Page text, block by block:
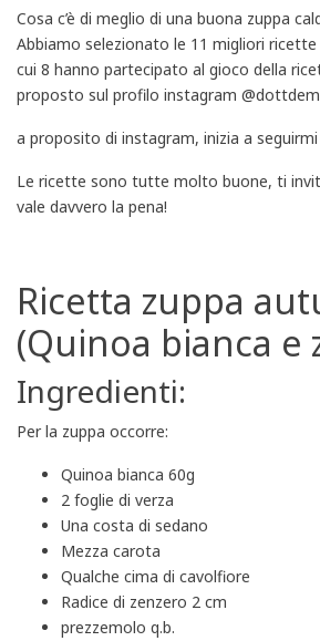
Cosa c’è di meglio di una buona zuppa
Abbiamo selezionato le 11 migliori
cui 8 hanno partecipato al gioco della
proposto sul profilo instagram
a proposito di instagram, inizia a seguirmi
Le ricette sono tutte molto buone, ti
vale davvero la pena!
Ricetta zuppa
(Quinoa bianca e
Ingredienti:
Per la zuppa occorre:
Quinoa bianca 60g
2 foglie di verza
Una costa di sedano
Mezza carota
Qualche cima di cavolfiore
Radice di zenzero 2 cm
prezzemolo q.b.